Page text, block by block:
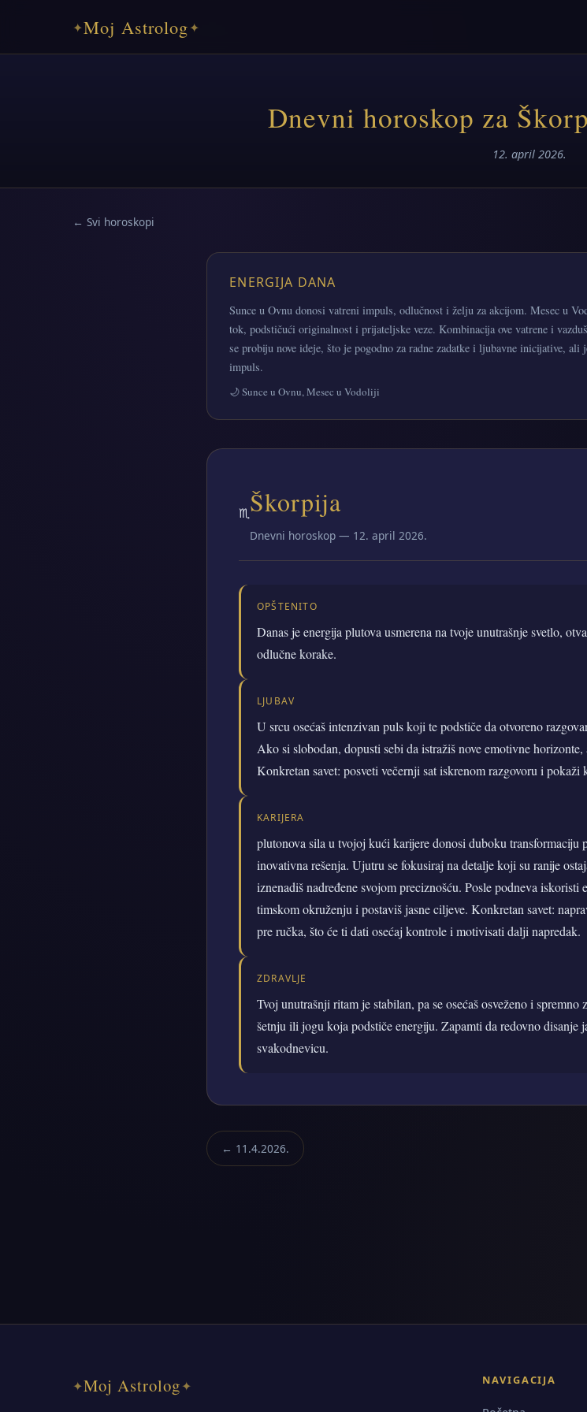
✦Moj Astrolog✦
Dnevni horoskop za
12. april 2026.
← Svi horoskopi
ENERGIJA DANA
Sunce u Ovnu donosi vatreni impuls, odlučnost i želju za akcijom. Mesec u
tok, podstičući originalnost i prijateljske veze. Kombinacija ove vatrene i
se probiju nove ideje, što je pogodno za radne zadatke i ljubavne inicijative, ali
impuls.
🌙 Sunce u Ovnu, Mesec u Vodoliji
♏ Škorpija
Dnevni horoskop — 12. april 2026.
OPŠTENITO
Danas je energija plutova usmerena na tvoje unutrašnje svetlo,
odlučne korake.
LJUBAV
U srcu osećaš intenzivan puls koji te podstiče da otvoreno
Ako si slobodan, dopusti sebi da istražiš nove emotivne
Konkretan savet: posveti večernji sat iskrenom razgovoru i
KARIJERA
plutonova sila u tvojoj kući karijere donosi duboku transformaciju
inovativna rešenja. Ujutru se fokusiraj na detalje koji su ranije
iznenadiš nadređene svojom preciznošću. Posle podneva
timskom okruženju i postaviš jasne ciljeve. Konkretan savet:
pre ručka, što će ti dati osećaj kontrole i motivisati dalji napredak.
ZDRAVLJE
Tvoj unutrašnji ritam je stabilan, pa se osećaš osveženo i
šetnju ili jogu koja podstiče energiju. Zapamti da redovno disanje
svakodnevicu.
← 11.4.2026.
✦Moj Astrolog✦ NAVIGACIJA